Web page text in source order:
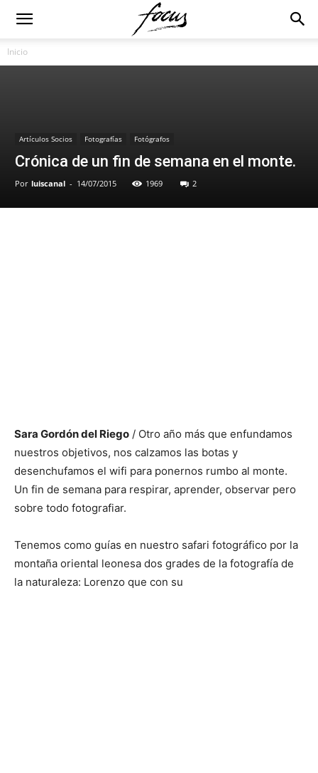
Inicio
Artículos Socios Fotografías Fotógrafos
Crónica de un fin de semana en el monte.
Por luiscanal - 14/07/2015 1969 2
Sara Gordón del Riego / Otro año más que enfundamos
nuestros objetivos, nos calzamos las botas y
desenchufamos el wifi para ponernos rumbo al monte.
Un fin de semana para respirar, aprender, observar pero
sobre todo fotografiar.
Tenemos como guías en nuestro safari fotográfico por la
montaña oriental leonesa dos grades de la fotografía de
la naturaleza: Lorenzo que con su